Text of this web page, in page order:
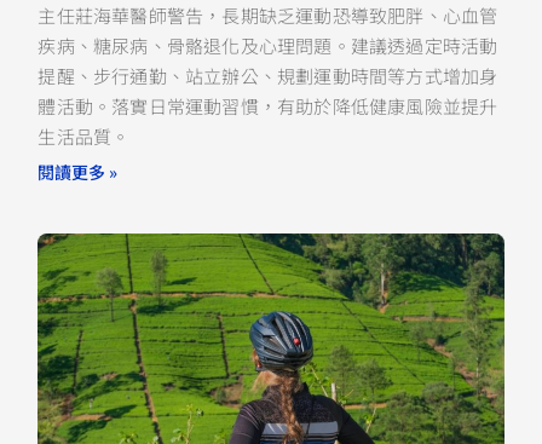
主任莊海華醫師警告，長期缺乏運動恐導致肥胖、心血管
疾病、糖尿病、骨骼退化及心理問題。建議透過定時活動
提醒、步行通勤、站立辦公、規劃運動時間等方式增加身
體活動。落實日常運動習慣，有助於降低健康風險並提升
生活品質。
閱讀更多 »